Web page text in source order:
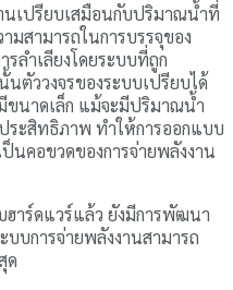
นเปรียบเสมือนกับปริมาณน้ำที่
มสามารถในการบรรจุของ
ลำเลียงโดยระบบที่ถูก
ตัววงจรของระบบเปรียบได้
ขนาดเล็ก แม้จะมีปริมาณน้ำ
ระสิทธิภาพ ทำให้การออกแบบ
นคอขวดของการจ่ายพลังงาน
าร์ดแวร์แล้ว ยังมีการพัฒนา
บการจ่ายพลังงานสามารถ
ด